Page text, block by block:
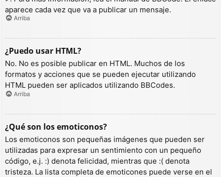
aparece cada vez que va a publicar un mensaje.
Arriba
¿Puedo usar HTML?
No. No es posible publicar en HTML. Muchos de los
formatos y acciones que se pueden ejecutar utilizando
HTML pueden ser aplicados utilizando BBCodes.
Arriba
¿Qué son los emoticonos?
Los emoticonos son pequeñas imágenes que pueden ser
utilizadas para expresar un sentimiento con un pequeño
código, e.j. :) denota felicidad, mientras que :( denota
tristeza. La lista completa de emoticones puede verse en el